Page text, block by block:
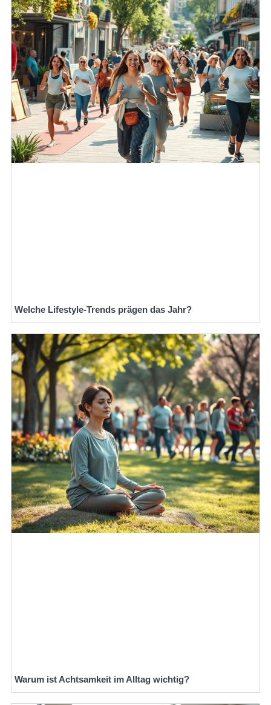
Welche Lifestyle-Trends prägen das Jahr?
Warum ist Achtsamkeit im Alltag wichtig?